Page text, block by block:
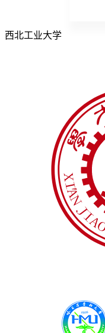
西北工业大学